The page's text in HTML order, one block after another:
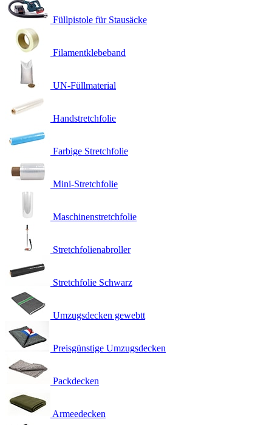
Füllpistole für Stausäcke
Filamentklebeband
UN-Füllmaterial
Handstretchfolie
Farbige Stretchfolie
Mini-Stretchfolie
Maschinenstretchfolie
Stretchfolienabroller
Stretchfolie Schwarz
Umzugsdecken gewebtt
Preisgünstige Umzugsdecken
Packdecken
Armeedecken